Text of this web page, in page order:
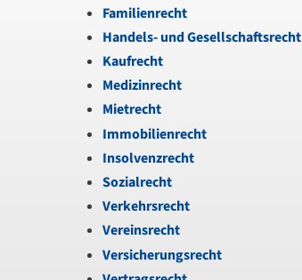
Familienrecht
Handels- und Gesellschaftsrecht
Kaufrecht
Medizinrecht
Mietrecht
Immobilienrecht
Insolvenzrecht
Sozialrecht
Verkehrsrecht
Vereinsrecht
Versicherungsrecht